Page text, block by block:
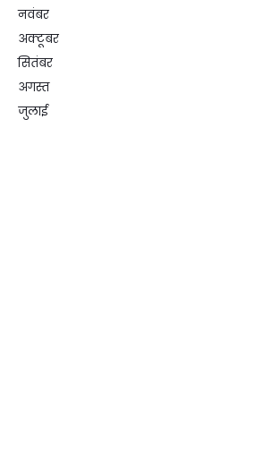
नवंबर
अक्टूबर
सितंबर
अगस्त
जुलाई